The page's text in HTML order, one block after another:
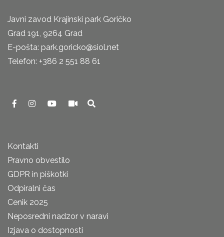
Javni zavod Krajinski park Goričko
Grad 191, 9264 Grad
E-pošta: park.goricko@siol.net
Telefon: +386 2 551 88 61
Kontakti
Pravno obvestilo
GDPR in piškotki
Odpiralni čas
Cenik 2025
Neposredni nadzor v naravi
Izjava o dostopnosti